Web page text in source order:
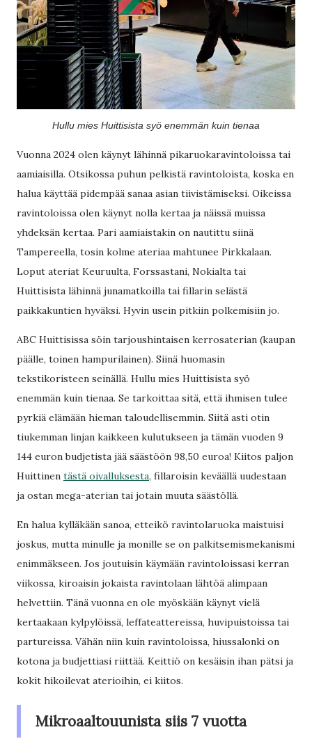
Hullu mies Huittisista syö enemmän kuin tienaa
Vuonna 2024 olen käynyt lähinnä pikaruokaravintoloissa tai
aamiaisilla. Otsikossa puhun pelkistä ravintoloista, koska en
halua käyttää pidempää sanaa asian tiivistämiseksi. Oikeissa
ravintoloissa olen käynyt nolla kertaa ja näissä muissa
yhdeksän kertaa. Pari aamiaistakin on nautittu siinä
Tampereella, tosin kolme ateriaa mahtunee Pirkkalaan.
Loput ateriat Keuruulta, Forssastani, Nokialta tai
Huittisista lähinnä junamatkoilla tai fillarin selästä
paikkakuntien hyväksi. Hyvin usein pitkiin polkemisiin jo.
ABC Huittisissa söin tarjoushintaisen kerrosaterian (kaupan
päälle, toinen hampurilainen). Siinä huomasin
tekstikoristeen seinällä. Hullu mies Huittisista syö
enemmän kuin tienaa. Se tarkoittaa sitä, että ihmisen tulee
pyrkiä elämään hieman taloudellisemmin. Siitä asti otin
tiukemman linjan kaikkeen kulutukseen ja tämän vuoden 9
144 euron budjetista jää säästöön 98,50 euroa! Kiitos paljon
Huittinen tästä oivalluksesta, fillaroisin keväällä uudestaan
ja ostan mega-aterian tai jotain muuta säästöllä.
En halua kylläkään sanoa, etteikö ravintolaruoka maistuisi
joskus, mutta minulle ja monille se on palkitsemismekanismi
enimmäkseen. Jos joutuisin käymään ravintoloissasi kerran
viikossa, kiroaisin jokaista ravintolaan lähtöä alimpaan
helvettiin. Tänä vuonna en ole myöskään käynyt vielä
kertaakaan kylpylöissä, leffateattereissa, huvipuistoissa tai
partureissa. Vähän niin kuin ravintoloissa, hiussalonki on
kotona ja budjettiasi riittää. Keittiö on kesäisin ihan pätsi ja
kokit hikoilevat aterioihin, ei kiitos.
Mikroaaltouunista siis 7 vuotta